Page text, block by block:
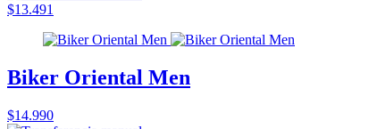
$13.491
Biker Oriental Men
$14.990